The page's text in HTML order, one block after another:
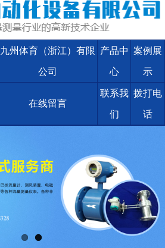
九州体育（浙江）有限
公司
产品中
心
案例展
示
在线留言
联系我
们
拨打电
话